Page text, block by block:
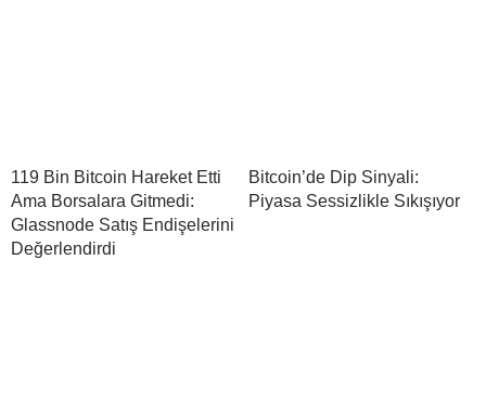
119 Bin Bitcoin Hareket Etti
Ama Borsalara Gitmedi:
Glassnode Satış Endişelerini
Değerlendirdi
Bitcoin’de Dip Sinyali:
Piyasa Sessizlikle Sıkışıyor